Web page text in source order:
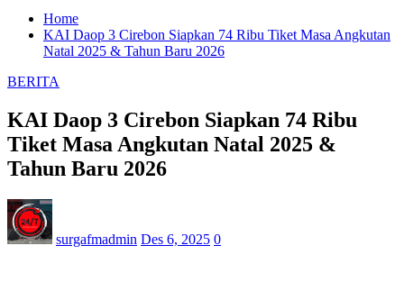
Home
KAI Daop 3 Cirebon Siapkan 74 Ribu Tiket Masa Angkutan
Natal 2025 & Tahun Baru 2026
BERITA
KAI Daop 3 Cirebon Siapkan 74 Ribu
Tiket Masa Angkutan Natal 2025 &
Tahun Baru 2026
surgafmadmin Des 6, 2025 0